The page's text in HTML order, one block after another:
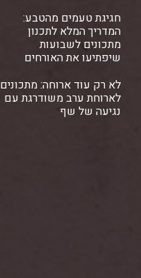
חגיגת טעמים מהטבע:
המדריך המלא לתכנון
מתכונים לשבועות
שיפתיעו את האורחים
לא רק עוד ארוחה: מתכונים
לארוחת ערב משודרגת עם
נגיעה של שף